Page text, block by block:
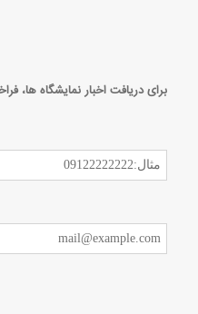
برای دریافت اخبار نمایشگاه ها،